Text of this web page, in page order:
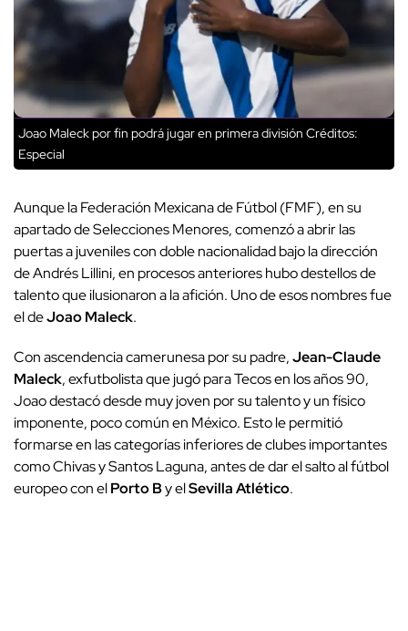
Joao Maleck por fin podrá jugar en primera división Créditos:
Especial
Aunque la Federación Mexicana de Fútbol (FMF), en su
apartado de Selecciones Menores, comenzó a abrir las
puertas a juveniles con doble nacionalidad bajo la dirección
de Andrés Lillini, en procesos anteriores hubo destellos de
talento que ilusionaron a la afición. Uno de esos nombres fue
el deJoao Maleck.
Con ascendencia camerunesa por su padre,Jean-Claude
Maleck, exfutbolista que jugó para Tecos en los años 90,
Joao destacó desde muy joven por su talento y un físico
imponente, poco común en México. Esto le permitió
formarse en las categorías inferiores de clubes importantes
como Chivas y Santos Laguna, antes de dar el salto al fútbol
europeo con elPorto By elSevilla Atlético.